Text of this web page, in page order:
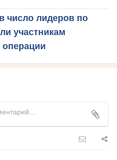
число лидеров по
участникам